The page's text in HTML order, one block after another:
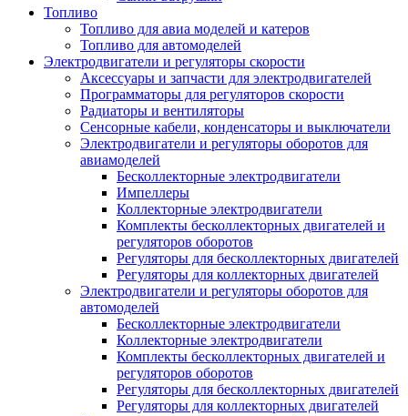
Топливо
Топливо для авиа моделей и катеров
Топливо для автомоделей
Электродвигатели и регуляторы скорости
Аксессуары и запчасти для электродвигателей
Программаторы для регуляторов скорости
Радиаторы и вентиляторы
Сенсорные кабели, конденсаторы и выключатели
Электродвигатели и регуляторы оборотов для
авиамоделей
Бесколлекторные электродвигатели
Импеллеры
Коллекторные электродвигатели
Комплекты бесколлекторных двигателей и
регуляторов оборотов
Регуляторы для бесколлекторных двигателей
Регуляторы для коллекторных двигателей
Электродвигатели и регуляторы оборотов для
автомоделей
Бесколлекторные электродвигатели
Коллекторные электродвигатели
Комплекты бесколлекторных двигателей и
регуляторов оборотов
Регуляторы для бесколлекторных двигателей
Регуляторы для коллекторных двигателей